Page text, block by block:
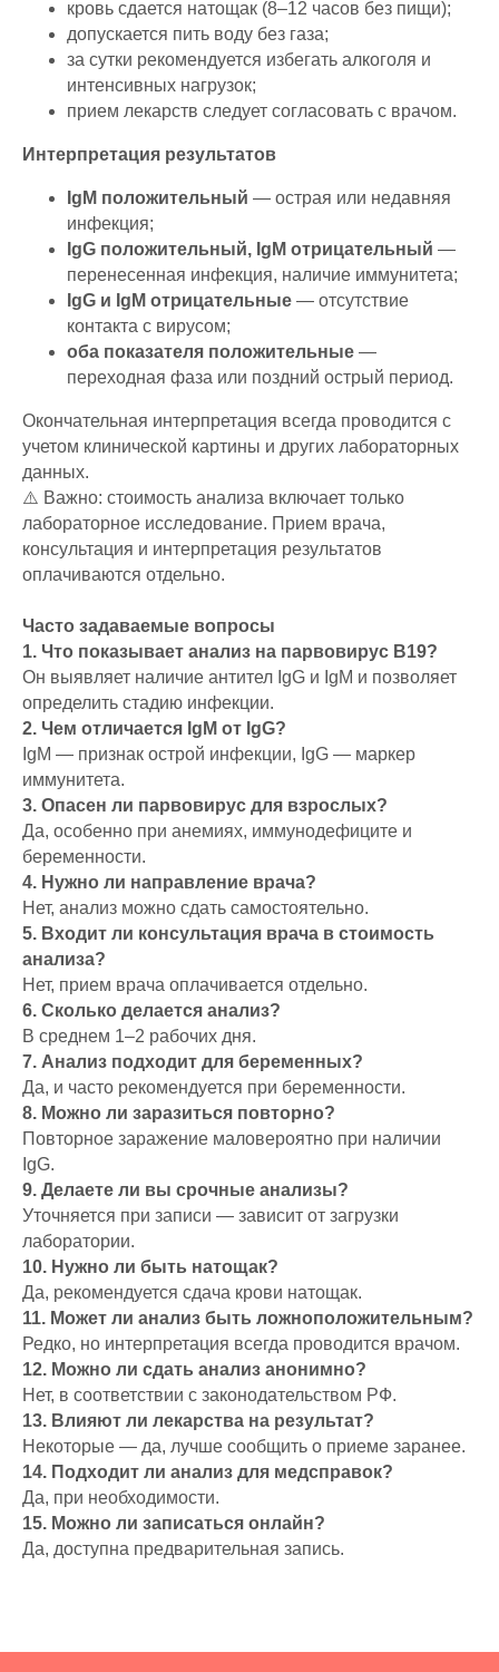
кровь сдается натощак (8–12 часов без пищи);
допускается пить воду без газа;
за сутки рекомендуется избегать алкоголя и
интенсивных нагрузок;
прием лекарств следует согласовать с врачом.
Интерпретация результатов
IgM положительный — острая или недавняя
инфекция;
IgG положительный, IgM отрицательный —
перенесенная инфекция, наличие иммунитета;
IgG и IgM отрицательные — отсутствие
контакта с вирусом;
оба показателя положительные —
переходная фаза или поздний острый период.
Окончательная интерпретация всегда проводится с
учетом клинической картины и других лабораторных
данных.
⚠️ Важно: стоимость анализа включает только
лабораторное исследование. Прием врача,
консультация и интерпретация результатов
оплачиваются отдельно.
Часто задаваемые вопросы
1. Что показывает анализ на парвовирус B19?
Он выявляет наличие антител IgG и IgM и позволяет
определить стадию инфекции.
2. Чем отличается IgM от IgG?
IgM — признак острой инфекции, IgG — маркер
иммунитета.
3. Опасен ли парвовирус для взрослых?
Да, особенно при анемиях, иммунодефиците и
беременности.
4. Нужно ли направление врача?
Нет, анализ можно сдать самостоятельно.
5. Входит ли консультация врача в стоимость
анализа?
Нет, прием врача оплачивается отдельно.
6. Сколько делается анализ?
В среднем 1–2 рабочих дня.
7. Анализ подходит для беременных?
Да, и часто рекомендуется при беременности.
8. Можно ли заразиться повторно?
Повторное заражение маловероятно при наличии
IgG.
9. Делаете ли вы срочные анализы?
Уточняется при записи — зависит от загрузки
лаборатории.
10. Нужно ли быть натощак?
Да, рекомендуется сдача крови натощак.
11. Может ли анализ быть ложноположительным?
Редко, но интерпретация всегда проводится врачом.
12. Можно ли сдать анализ анонимно?
Нет, в соответствии с законодательством РФ.
13. Влияют ли лекарства на результат?
Некоторые — да, лучше сообщить о приеме заранее.
14. Подходит ли анализ для медсправок?
Да, при необходимости.
15. Можно ли записаться онлайн?
Да, доступна предварительная запись.